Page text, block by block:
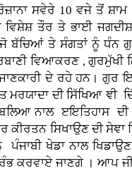
ਸਵੇਰੇ 10 ਵਜੇ ਤੋਂ
ਤੌਰ ਤੇ ਭਾਈ ਜਗਦੀਸ਼
ਬੱਚਿਆਂ ਤੇ ਸੰਗਤਾਂ ਨੂੰ ਧੰਨ
ਵਿਆਕਰਣ , ਗੁਰਮੁੱਖੀ
ਦੇ ਰਹੇ ਹਨ। ਗੁਰ
ਮਰਯਾਦਾ ਦੀ ਸਿੱਖਿਆ ਞੀ
ਨਾਲ ੲਇਤਿਹਾਸ ਦੀ
ਕੀਰਤਨ ਸਿਖਾਉਣ ਦੀ ਸੇਞਾ
ਖੇਡਾ ਨਾਲ
ਕਰਵਾਏ ਜਾਣਗੇ । ਆਪ